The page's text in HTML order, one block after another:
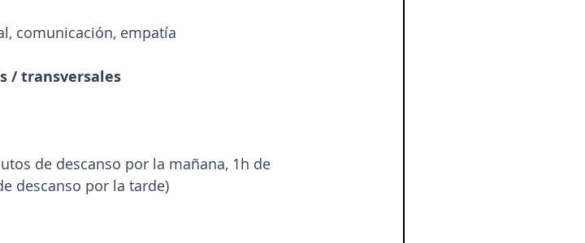
comunicación, empatía
/ transversales
de descanso por la mañana, 1h de
descanso por la tarde)